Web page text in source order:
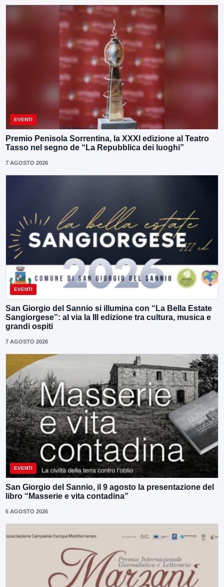
EVENTI
Premio Penisola Sorrentina, la XXXI edizione al Teatro
Tasso nel segno de “La Repubblica dei luoghi”
7 AGOSTO 2026
EVENTI
San Giorgio del Sannio si illumina con “La Bella Estate
Sangiorgese”: al via la III edizione tra cultura, musica e
grandi ospiti
7 AGOSTO 2026
EVENTI
San Giorgio del Sannio, il 9 agosto la presentazione del
libro “Masserie e vita contadina”
6 AGOSTO 2026